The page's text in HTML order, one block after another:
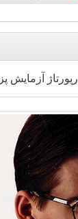
رپورتاژ آزمایش